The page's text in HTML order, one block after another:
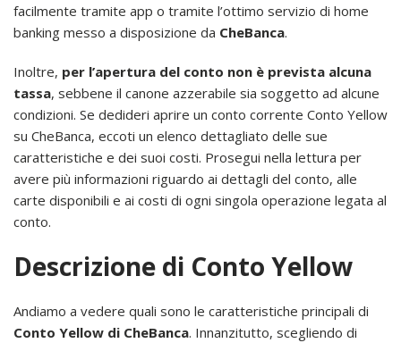
facilmente tramite app o tramite l’ottimo servizio di home
banking messo a disposizione da CheBanca.
Inoltre, per l’apertura del conto non è prevista alcuna
tassa, sebbene il canone azzerabile sia soggetto ad alcune
condizioni. Se dedideri aprire un conto corrente Conto Yellow
su CheBanca, eccoti un elenco dettagliato delle sue
caratteristiche e dei suoi costi. Prosegui nella lettura per
avere più informazioni riguardo ai dettagli del conto, alle
carte disponibili e ai costi di ogni singola operazione legata al
conto.
Descrizione di Conto Yellow
Andiamo a vedere quali sono le caratteristiche principali di
Conto Yellow di CheBanca. Innanzitutto, scegliendo di